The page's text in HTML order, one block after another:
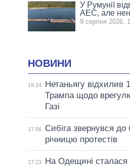
У Румунії
АЕС, але
9 серпня 2026,
НОВИНИ
18:24
Нетаньягу відхилив
Трампа щодо
Газі
17:56
Сибіга звернувся до
річницю протестів
17:23
На Одещині